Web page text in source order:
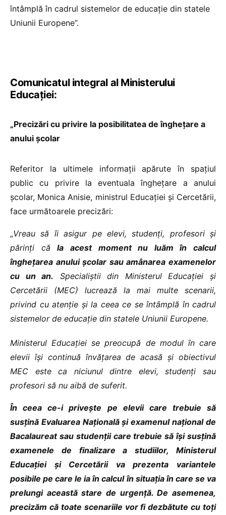
întâmplă în cadrul sistemelor de educație din statele
Uniunii Europene”.
Comunicatul integral al Ministerului
Educației:
„Precizări cu privire la posibilitatea de înghețare a
anului școlar
Referitor la ultimele informații apărute în spațiul
public cu privire la eventuala înghețare a anului
școlar, Monica Anisie, ministrul Educației și Cercetării,
face următoarele precizări:
„Vreau să îi asigur pe elevi, studenți, profesori și
părinți căla acest moment nu luăm în calcul
înghețarea anului școlar sau amânarea examenelor
cu un an.
Specialiștii din Ministerul Educației și
Cercetării (MEC) lucrează la mai multe scenarii,
privind cu atenție și la ceea ce se întâmplă în cadrul
sistemelor de educație din statele Uniunii Europene.
Ministerul Educației se preocupă de modul în care
elevii își continuă învățarea de acasă și obiectivul
MEC este ca niciunul dintre elevi, studenți sau
profesori să nu aibă de suferit.
În ceea ce-i privește pe elevii care trebuie să
susțină Evaluarea Națională și examenul național de
Bacalaureat sau studenții care trebuie să își susțină
examenele de finalizare a studiilor, Ministerul
Educației și Cercetării va prezenta variantele
posibile pe care le ia în calcul în situația în care se va
prelungi această stare de urgență. De asemenea,
precizăm că toate scenariile vor fi dezbătute cu toți